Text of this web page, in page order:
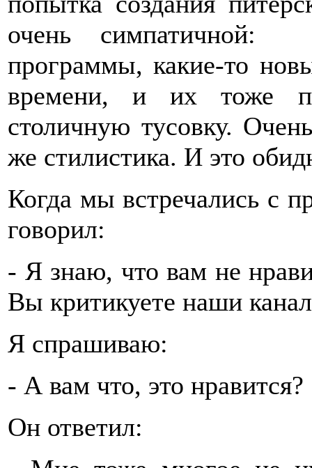
очень симпатичной:
программы, какие-то
времени, и их тоже
столичную тусовку.
же стилистика. И это
Когда мы встречались с
говорил:
- Я знаю, что вам не
Вы критикуете наши
Я спрашиваю:
- А вам что, это нравится?
Он ответил: